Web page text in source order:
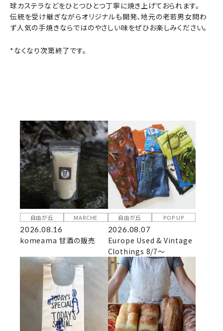
球カステラなどをひとつひとつ丁寧に焼き上げておられます。
伝統を受け継ぎながらオリジナルも開発、地元の老若男女問わ
ず人気の手焼きならではのやさしい味をぜひお楽しみください。
*なくなり次第終了です。
自由が丘 MARCHE
2026.08.16
komeama 甘酒の販売
自由が丘 POP UP
2026.08.07
Europe Used & Vintage
Clothings 8/7～